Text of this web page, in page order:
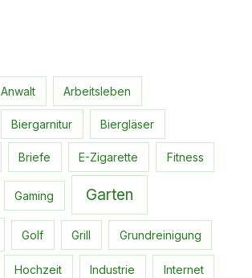
Anwalt Arbeitsleben
Biergarnitur Biergläser
Briefe E-Zigarette Fitness
Gaming Garten
Golf Grill Grundreinigung
Hochzeit Industrie Internet